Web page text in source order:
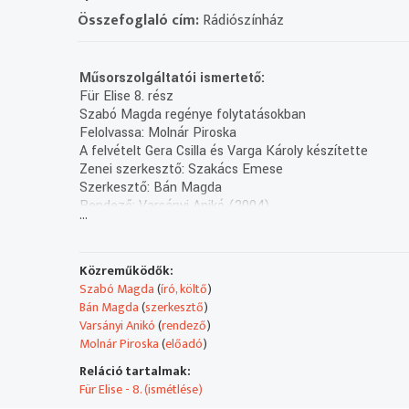
Összefoglaló cím:Rádiószínház
Műsorszolgáltatói ismertető:
Für Elise 8. rész
Szabó Magda regénye folytatásokban
Felolvassa: Molnár Piroska
A felvételt Gera Csilla és Varga Károly készítette
Zenei szerkesztő: Szakács Emese
Szerkesztő: Bán Magda
Rendező: Varsányi Anikó (2004)
(XIII/9. rész: holnap, K. 13.04)
...
Közreműködők:
Szabó Magda(író, költő)
Bán Magda(szerkesztő)
Varsányi Anikó(rendező)
Molnár Piroska(előadó)
Reláció tartalmak:
Für Elise - 8. (ismétlése)